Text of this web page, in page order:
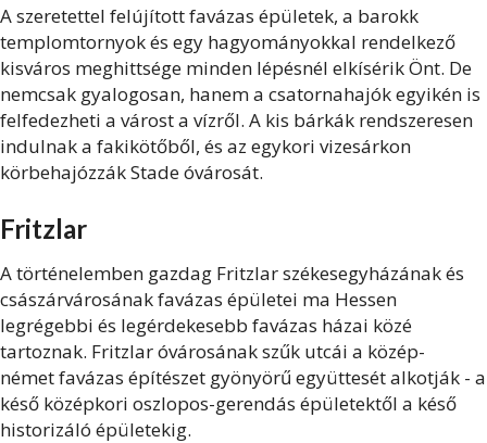
A szeretettel felújított favázas épületek, a barokk
templomtornyok és egy hagyományokkal rendelkező
kisváros meghittsége minden lépésnél elkísérik Önt. De
nemcsak gyalogosan, hanem a csatornahajók egyikén is
felfedezheti a várost a vízről. A kis bárkák rendszeresen
indulnak a fakikötőből, és az egykori vizesárkon
körbehajózzák Stade óvárosát.
Fritzlar
A történelemben gazdag Fritzlar székesegyházának és
császárvárosának favázas épületei ma Hessen
legrégebbi és legérdekesebb favázas házai közé
tartoznak. Fritzlar óvárosának szűk utcái a közép-
német favázas építészet gyönyörű együttesét alkotják - a
késő középkori oszlopos-gerendás épületektől a késő
historizáló épületekig.